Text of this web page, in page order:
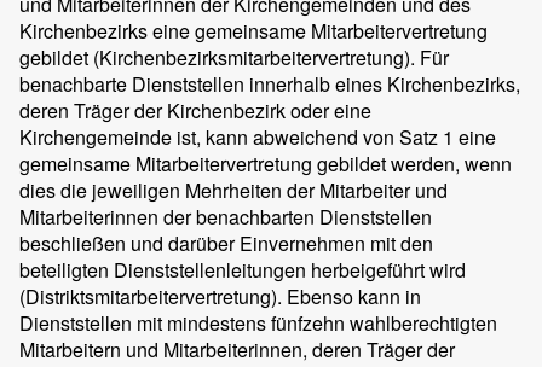
Kirchenbezirks eine gemeinsame Mitarbeitervertretung
gebildet (Kirchenbezirksmitarbeitervertretung). Für
benachbarte Dienststellen innerhalb eines Kirchenbezirks,
deren Träger der Kirchenbezirk oder eine
Kirchengemeinde ist, kann abweichend von Satz 1 eine
gemeinsame Mitarbeitervertretung gebildet werden, wenn
dies die jeweiligen Mehrheiten der Mitarbeiter und
Mitarbeiterinnen der benachbarten Dienststellen
beschließen und darüber Einvernehmen mit den
beteiligten Dienststellenleitungen herbeigeführt wird
(Distriktsmitarbeitervertretung). Ebenso kann in
Dienststellen mit mindestens fünfzehn wahlberechtigten
Mitarbeitern und Mitarbeiterinnen, deren Träger der